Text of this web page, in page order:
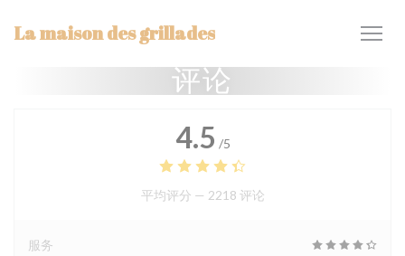
La maison des grillades
评论
4.5 /5
平均评分 — 2218 评论
服务